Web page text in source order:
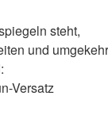
steht,
und
Versatz